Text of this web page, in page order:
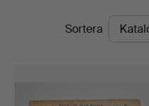
Sortera